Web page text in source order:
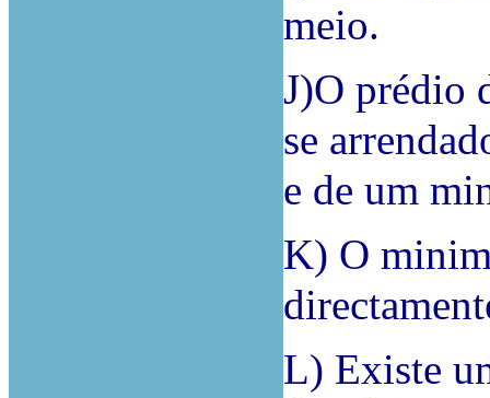
meio.
J)O prédio
se
e de um
K) O
L) Existe